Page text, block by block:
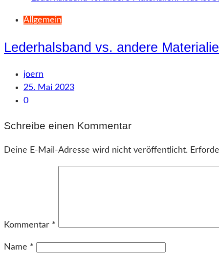
Allgemein
Lederhalsband vs. andere
joern
25. Mai 2023
0
Schreibe einen Kommentar
Deine E-Mail-Adresse wird nicht veröffentlicht.
Kommentar *
Name *